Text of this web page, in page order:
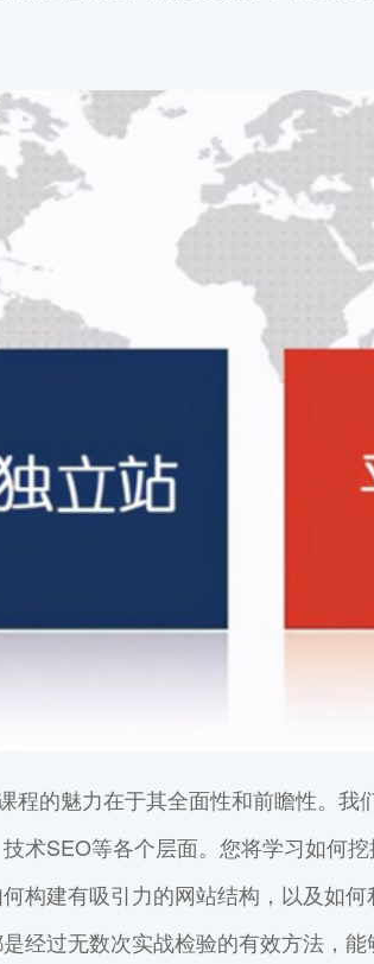
程的魅力在于其全面性和前瞻性。
术SEO等各个层面。您将学习如何
构建有吸引力的网站结构，以及如
经过无数次实战检验的有效方法，